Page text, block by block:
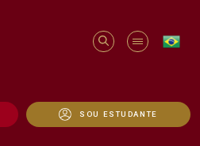
SOU ESTUDANTE